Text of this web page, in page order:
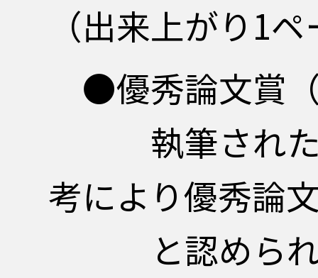
（出来上がり1
●優秀論文
執筆された論
考により優秀論
と認められた